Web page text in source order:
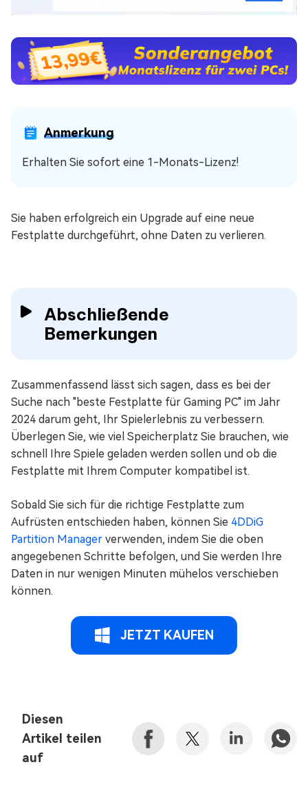
Anmerkung
Erhalten Sie sofort eine 1-Monats-Lizenz!
Sie haben erfolgreich ein Upgrade auf eine neue
Festplatte durchgeführt, ohne Daten zu verlieren.
Abschließende
Bemerkungen
Zusammenfassend lässt sich sagen, dass es bei der
Suche nach "beste Festplatte für Gaming PC" im Jahr
2024 darum geht, Ihr Spielerlebnis zu verbessern.
Überlegen Sie, wie viel Speicherplatz Sie brauchen, wie
schnell Ihre Spiele geladen werden sollen und ob die
Festplatte mit Ihrem Computer kompatibel ist.
Sobald Sie sich für die richtige Festplatte zum
Aufrüsten entschieden haben, können Sie 4DDiG
Partition Manager verwenden, indem Sie die oben
angegebenen Schritte befolgen, und Sie werden Ihre
Daten in nur wenigen Minuten mühelos verschieben
können.
JETZT KAUFEN
Diesen
Artikel teilen
auf